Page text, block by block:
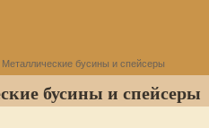
Металлические бусины и спейсеры
бусины и спейсеры